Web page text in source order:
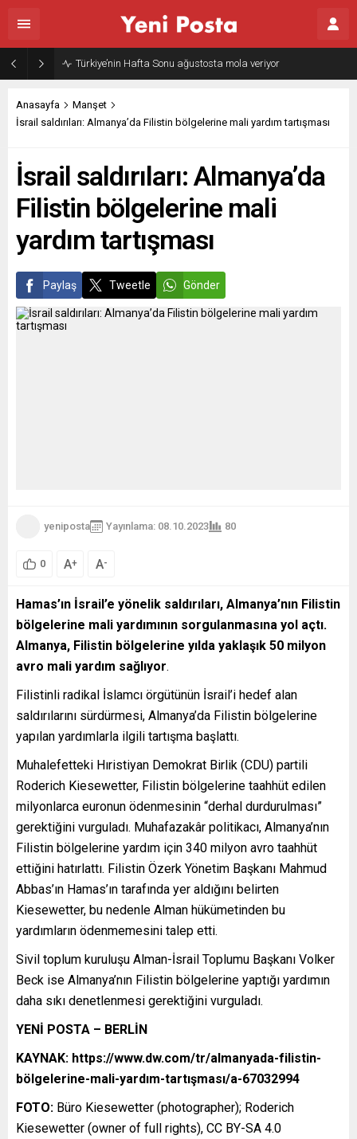
Türkiye’nin Hafta Sonu ağustosta mola veriyor
Anasayfa
Manşet
İsrail saldırıları: Almanya’da Filistin bölgelerine mali yardım tartışması
İsrail saldırıları: Almanya’da
Filistin bölgelerine mali
yardım tartışması
Paylaş Tweetle Gönder
yeniposta Yayınlama: 08.10.2023 80
0 A+ A-
Hamas’ın İsrail’e yönelik saldırıları, Almanya’nın Filistin
bölgelerine mali yardımının sorgulanmasına yol açtı.
Almanya, Filistin bölgelerine yılda yaklaşık 50 milyon
avro mali yardım sağlıyor.
Filistinli radikal İslamcı örgütünün İsrail’i hedef alan
saldırılarını sürdürmesi, Almanya’da Filistin bölgelerine
yapılan yardımlarla ilgili tartışma başlattı.
Muhalefetteki Hıristiyan Demokrat Birlik (CDU) partili
Roderich Kiesewetter, Filistin bölgelerine taahhüt edilen
milyonlarca euronun ödenmesinin “derhal durdurulması”
gerektiğini vurguladı. Muhafazakâr politikacı, Almanya’nın
Filistin bölgelerine yardım için 340 milyon avro taahhüt
ettiğini hatırlattı. Filistin Özerk Yönetim Başkanı Mahmud
Abbas’ın Hamas’ın tarafında yer aldığını belirten
Kiesewetter, bu nedenle Alman hükümetinden bu
yardımların ödenmemesini talep etti.
Sivil toplum kuruluşu Alman-İsrail Toplumu Başkanı Volker
Beck ise Almanya’nın Filistin bölgelerine yaptığı yardımın
daha sıkı denetlenmesi gerektiğini vurguladı.
YENİ POSTA – BERLİN
KAYNAK: https://www.dw.com/tr/almanyada-filistin-
bölgelerine-mali-yardım-tartışması/a-67032994
FOTO: Büro Kiesewetter (photographer); Roderich
Kiesewetter (owner of full rights), CC BY-SA 4.0